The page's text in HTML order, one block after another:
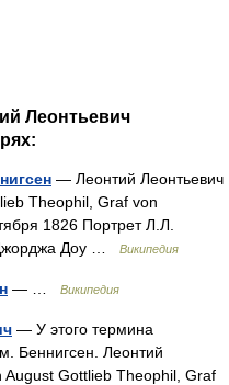
Леонтьевич
— Леонтий Леонтьевич
Theophil, Graf von
1826 Портрет Л.Л.
Доу …
Википедия
— … Википедия
— У этого термина
Беннигсен. Леонтий
August Gottlieb Theophil, Graf